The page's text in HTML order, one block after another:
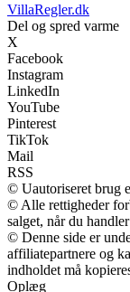
VillaRegler.dk
Del og spred varme
X
Facebook
Instagram
LinkedIn
YouTube
Pinterest
TikTok
Mail
RSS
© Uautoriseret brug
© Alle rettigheder
salget, når du
© Denne side er
affiliatepartnere og
indholdet må
Oplæg